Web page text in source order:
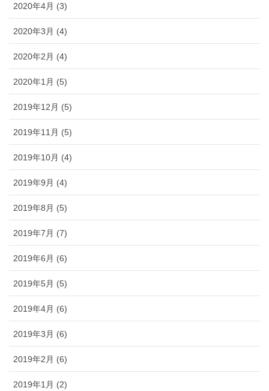
2020年4月 (3)
2020年3月 (4)
2020年2月 (4)
2020年1月 (5)
2019年12月 (5)
2019年11月 (5)
2019年10月 (4)
2019年9月 (4)
2019年8月 (5)
2019年7月 (7)
2019年6月 (6)
2019年5月 (5)
2019年4月 (6)
2019年3月 (6)
2019年2月 (6)
2019年1月 (2)